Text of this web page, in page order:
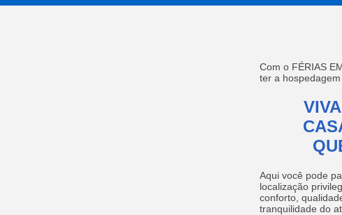
Com o FÉRIAS
ter a
Aqui você pode
localização
conforto,
tranquilidade do